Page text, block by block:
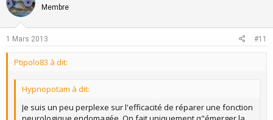
t
v
Membre
1 Mars 2013 #11
Ptipolo83 à dit:
Hypnopotam à dit:
Je suis un peu perplexe sur l'efficacité de réparer une fonction